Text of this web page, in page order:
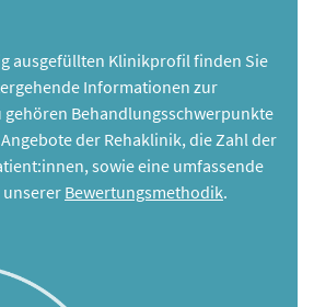
ausgefüllten Klinikprofil finden Sie
Informationen zur
gehören Behandlungsschwerpunkte
der Rehaklinik, die Zahl der
sowie eine umfassende
unserer Bewertungsmethodik.